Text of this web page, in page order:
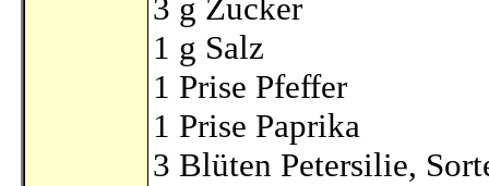
3 g Zucker
1 g Salz
1 Prise Pfeffer
1 Prise Paprika
3 Blüten Petersilie,